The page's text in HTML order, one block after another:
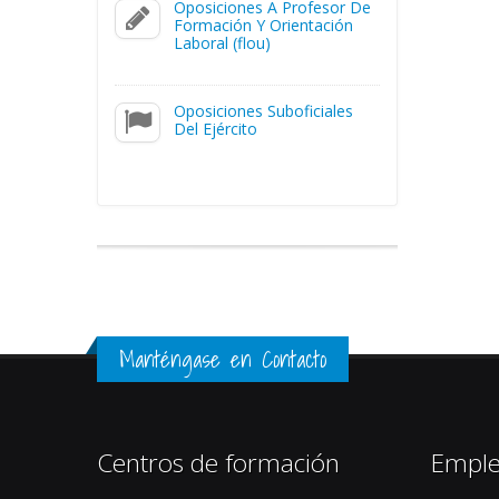
Oposiciones A Profesor De
Formación Y Orientación
Laboral (flou)
Oposiciones Suboficiales
Del Ejército
Manténgase en Contacto
Centros de formación